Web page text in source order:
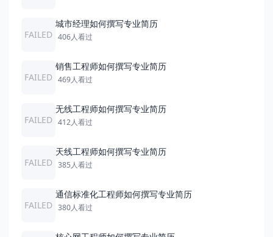
FAILED
城市经理如何撰写专业简历
406人看过
FAILED
销售工程师如何撰写专业简历
469人看过
FAILED
无线工程师如何撰写专业简历
412人看过
FAILED
天线工程师如何撰写专业简历
385人看过
FAILED
通信标准化工程师如何撰写专业简历
380人看过